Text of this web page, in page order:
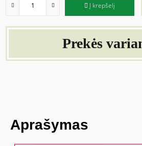
Į krepšelį
Prekės
Aprašymas